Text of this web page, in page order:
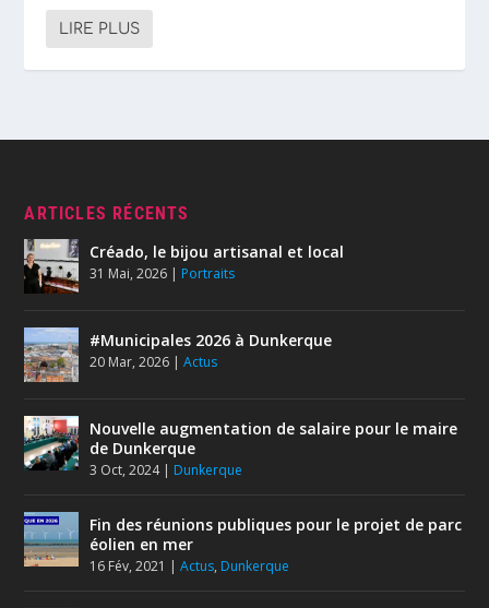
LIRE PLUS
ARTICLES RÉCENTS
Créado, le bijou artisanal et local
31 Mai, 2026 | Portraits
#Municipales 2026 à Dunkerque
20 Mar, 2026 |Actus
Nouvelle augmentation de salaire pour le maire
de Dunkerque
3 Oct, 2024| Dunkerque
Fin des réunions publiques pour le projet de parc
éolien en mer
16 Fév, 2021 |Actus, Dunkerque